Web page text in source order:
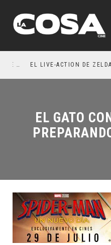
EL LIVE-ACTION DE ZELDA
EL GATO